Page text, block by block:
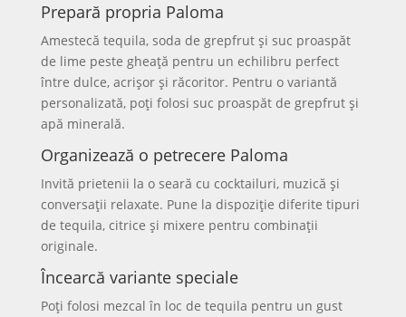
Prepară propria Paloma
Amestecă tequila, soda de grepfrut și suc proaspăt
de lime peste gheață pentru un echilibru perfect
între dulce, acrișor și răcoritor. Pentru o variantă
personalizată, poți folosi suc proaspăt de grepfrut și
apă minerală.
Organizează o petrecere Paloma
Invită prietenii la o seară cu cocktailuri, muzică și
conversații relaxate. Pune la dispoziție diferite tipuri
de tequila, citrice și mixere pentru combinații
originale.
Încearcă variante speciale
Poți folosi mezcal în loc de tequila pentru un gust